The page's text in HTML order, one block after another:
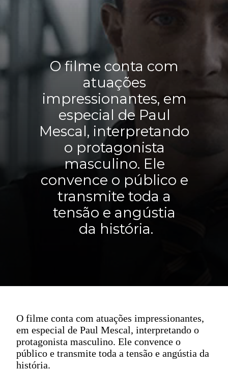
O filme conta com
atuações
impressionantes, em
especial de Paul
Mescal, interpretando
o protagonista
masculino. Ele
convence o público e
transmite toda a
tensão e angústia
da história.
O filme conta com atuações impressionantes,
em especial de Paul Mescal, interpretando o
protagonista masculino. Ele convence o
público e transmite toda a tensão e angústia da
história.